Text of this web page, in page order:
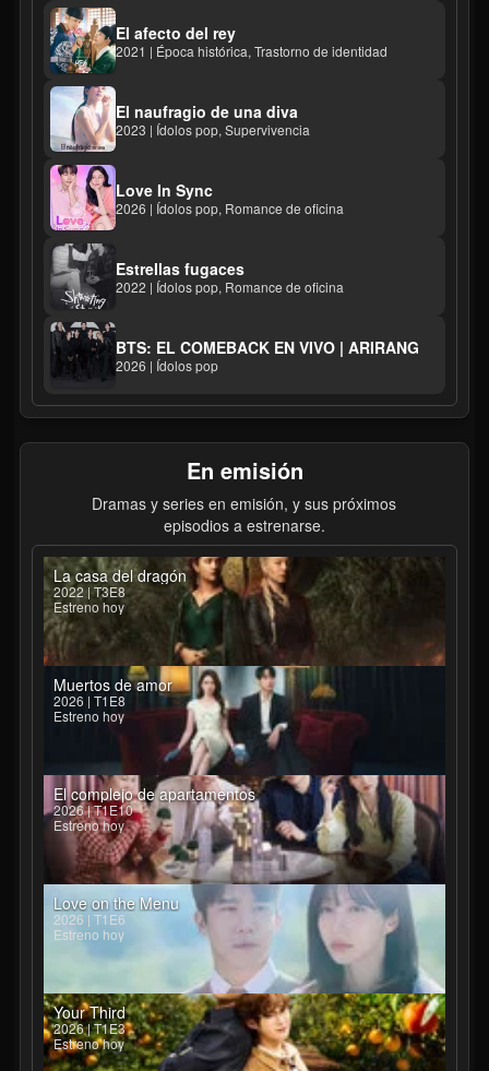
El afecto del rey
2021 | Época histórica, Trastorno de identidad
El naufragio de una diva
2023 | Ídolos pop, Supervivencia
Love In Sync
2026 | Ídolos pop, Romance de oficina
Estrellas fugaces
2022 | Ídolos pop, Romance de oficina
BTS: EL COMEBACK EN VIVO | ARIRANG
2026 | Ídolos pop
En emisión
Dramas y series en emisión, y sus próximos
episodios a estrenarse.
La casa del dragón
2022 | T3E8
Estreno hoy
Muertos de amor
2026 | T1E8
Estreno hoy
El complejo de apartamentos
2026 | T1E10
Estreno hoy
Love on the Menu
2026 | T1E6
Estreno hoy
Your Third
2026 | T1E3
Estreno hoy